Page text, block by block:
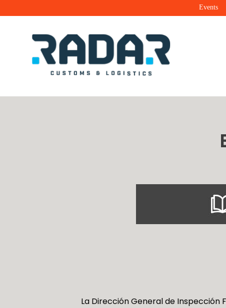
Events
La Dirección General de Inspección